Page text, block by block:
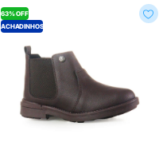
63% OFF
ACHADINHOS